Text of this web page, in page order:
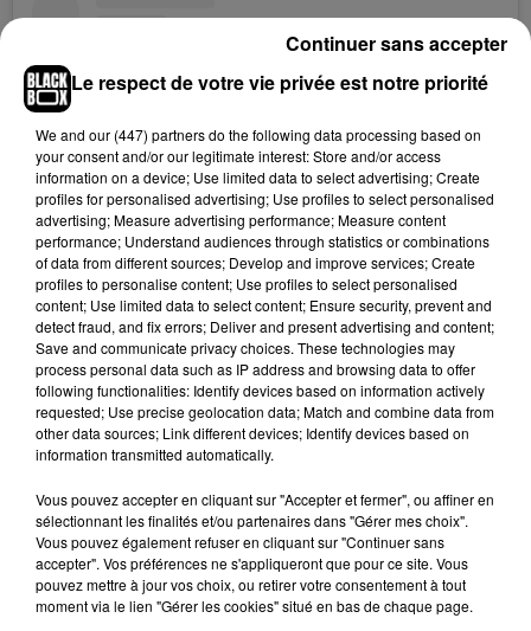
Voir cette publication sur Instagram
Une publication partagée par RIM'K (@rimkofficiel)
Pour l'heure,la tracklist complète de l'EPADNn’a pas
encore été publiée. Affaire à suivre donc...
Hip-Hop News
Le respect de votre vie privée est notre priorité
We and our (447) partnersdo the following data processing based on
your consent and/or our legitimate interest: Store and/or access
information on a device; Use limited data to select advertising; Create
profiles for personalised advertising; Use profiles to select personalised
advertising; Measure advertising performance; Measure content
performance; Understand audiences through statistics or combinations
of data from different sources; Develop and improve services; Create
profiles to personalise content; Use profiles to select personalised
content; Use limited data to select content; Ensure security, prevent and
detect fraud, and fix errors; Deliver and present advertising and content;
Save and communicate privacy choices. These technologies may
process personal data such as IP address and browsing data to offer
following functionalities: Identify devices based on information actively
requested; Use precise geolocation data; Match and combine data from
other data sources; Link different devices; Identify devices based on
information transmitted automatically.
Vous pouvez accepter en cliquant sur "Accepter et fermer", ou affiner en
sélectionnant les finalités et/ou partenaires dans "Gérer mes choix".
Vous pouvez également refuser en cliquant sur "Continuer sans
accepter". Vos préférences ne s'appliqueront que pour ce site. Vous
pouvez mettre à jour vos choix, ou retirer votre consentement à tout
moment via le lien "Gérer les cookies" situé en bas de chaque page.
Continuer sans accepter